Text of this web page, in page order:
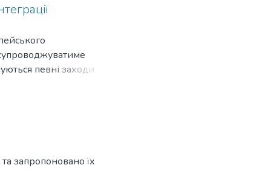
певні заходи
запропоновано їх